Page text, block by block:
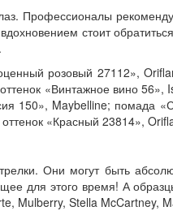
Профессионалы
стоит
розовый 27112»,
«Винтажное вино
150», Maybelline; помада
«Красный 23814»,
Они могут быть
для этого время! А
Mulberry, Stella McCartney,